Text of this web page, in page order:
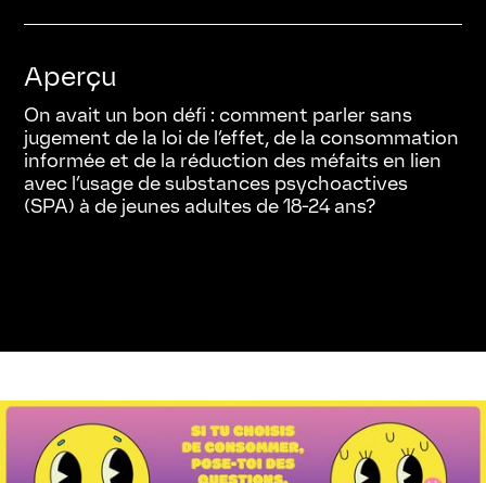
Aperçu
On avait un bon défi : comment parler sans
jugement de la loi de l’effet, de la consommation
informée et de la réduction des méfaits en lien
avec l’usage de substances psychoactives
(SPA) à de jeunes adultes de 18-24 ans?